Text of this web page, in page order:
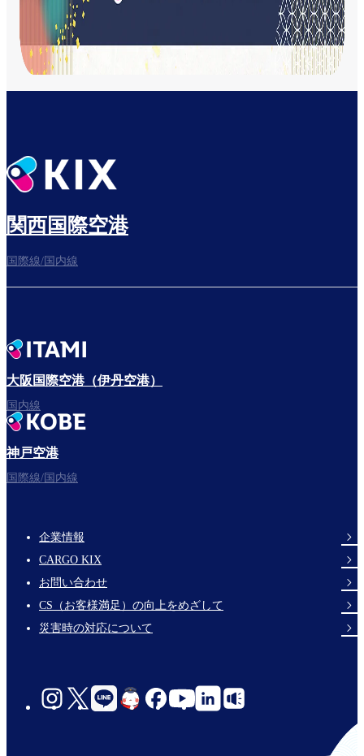
税関・出国手続きを行う
出発までゆっくり
搭乗ゲートへ
関西国際空港
国際線/国内線
大阪国際空港（伊丹空港）
国内線
神戸空港
国際線/国内線
Footer
Links
企業情報
CARGO KIX
お問い合わせ
CS（お客様満足）の向上をめざして
災害時の対応について
social-